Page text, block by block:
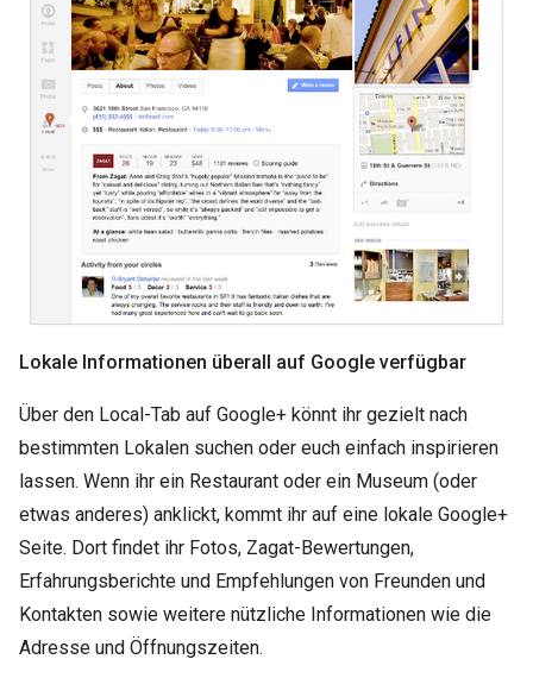
Lokale Informationen überall auf Google verfügbar
Über den Local-Tab auf Google+ könnt ihr gezielt nach
bestimmten Lokalen suchen oder euch einfach inspirieren
lassen. Wenn ihr ein Restaurant oder ein Museum (oder
etwas anderes) anklickt, kommt ihr auf eine lokale Google+
Seite. Dort findet ihr Fotos, Zagat-Bewertungen,
Erfahrungsberichte und Empfehlungen von Freunden und
Kontakten sowie weitere nützliche Informationen wie die
Adresse und Öffnungszeiten.